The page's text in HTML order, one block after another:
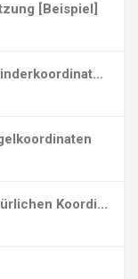
[Beispiel]
Kinematik eines Punktes in Zylinderkoordinate...
Koordi...